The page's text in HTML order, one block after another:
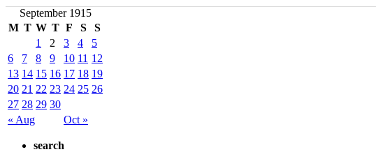
September 1915
M T W T F S S
« Aug Oct »
1 2 3 4
5
6
7 8 9 10 11 12
13 14 15 16 17 18 19
20 21 22 23 24 25 26
27 28 29 30
search